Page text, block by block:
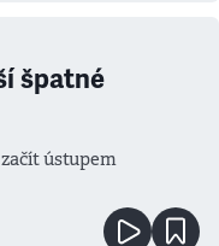
špatné
ústupem